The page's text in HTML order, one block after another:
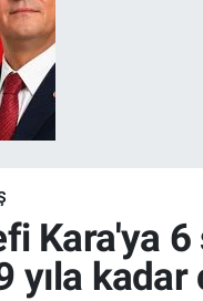
Kara'ya
yıla kadar